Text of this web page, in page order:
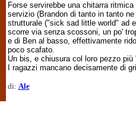
Forse servirebbe una chitarra
servizio (Brandon di tanto in tanto
strutturale ("sick sad little world" ad
scorre via senza scossoni, un po'
e di Ben al basso, effettivamente
poco scafato.
Un bis, e chiusura col loro pezzo
I ragazzi mancano decisamente di
di: Ale